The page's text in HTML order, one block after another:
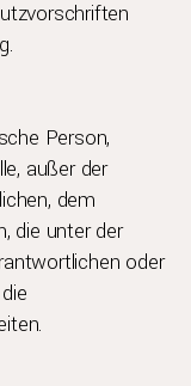
Person,
außer der
dem
die unter der
oder